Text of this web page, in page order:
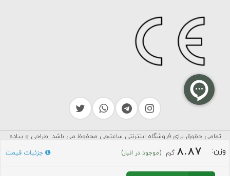
وزن: 8.87 گرم (موجود در انبار) جزئیات قیمت
تمامی حقوق برای فروشگاه اینترنتی ساعتچی محفوظ می باشد. طراحی و پیاده
سازی توسط